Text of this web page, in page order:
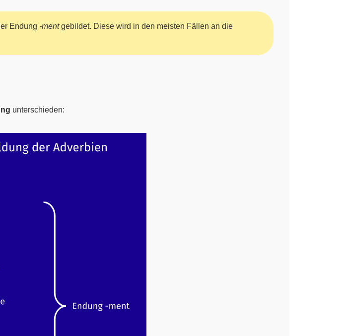
Endung -mentgebildet. Diese wird in den meisten Fällen an die
unterschieden: